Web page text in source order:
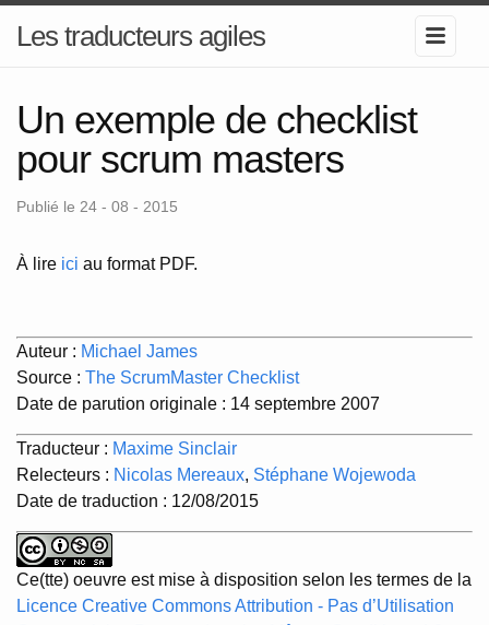
Les traducteurs agiles
Un exemple de checklist
pour scrum masters
Publié le 24 - 08 - 2015
À lire ici au format PDF.
Auteur : Michael James
Source : The ScrumMaster Checklist
Date de parution originale : 14 septembre 2007
Traducteur : Maxime Sinclair
Relecteurs : Nicolas Mereaux, Stéphane Wojewoda
Date de traduction : 12/08/2015
Ce(tte) oeuvre est mise à disposition selon les termes de la
Licence Creative Commons Attribution - Pas d’Utilisation